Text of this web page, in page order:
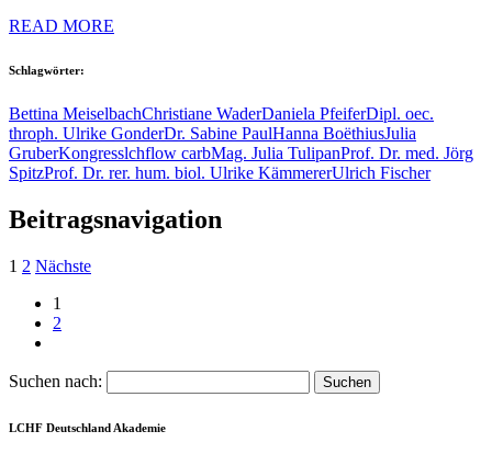
READ MORE
Schlagwörter:
Bettina MeiselbachChristiane WaderDaniela PfeiferDipl. oec.
throph. Ulrike GonderDr. Sabine PaulHanna BoëthiusJulia
GruberKongresslchflow carbMag. Julia TulipanProf. Dr. med. Jörg
SpitzProf. Dr. rer. hum. biol. Ulrike KämmererUlrich Fischer
Beitragsnavigation
1 2 Nächste
1
2
Suchen nach:
LCHF Deutschland Akademie